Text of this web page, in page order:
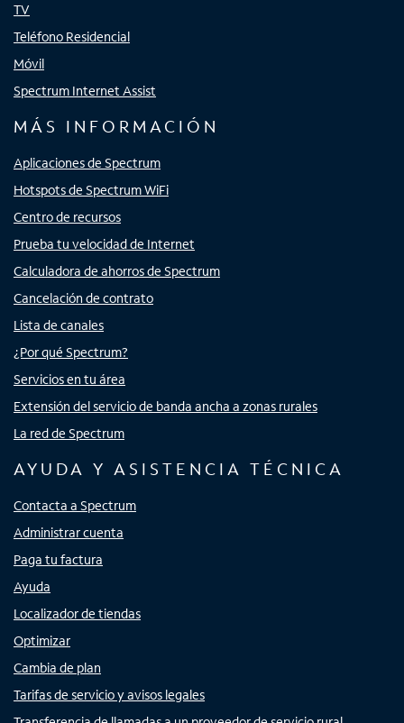
TV
Teléfono Residencial
Móvil
Spectrum Internet Assist
MÁS INFORMACIÓN
Aplicaciones de Spectrum
Hotspots de Spectrum WiFi
Centro de recursos
Prueba tu velocidad de Internet
Calculadora de ahorros de Spectrum
Cancelación de contrato
Lista de canales
¿Por qué Spectrum?
Servicios en tu área
Extensión del servicio de banda ancha a zonas rurales
La red de Spectrum
AYUDA Y ASISTENCIA TÉCNICA
Contacta a Spectrum
Administrar cuenta
Paga tu factura
Ayuda
Localizador de tiendas
Optimizar
Cambia de plan
Tarifas de servicio y avisos legales